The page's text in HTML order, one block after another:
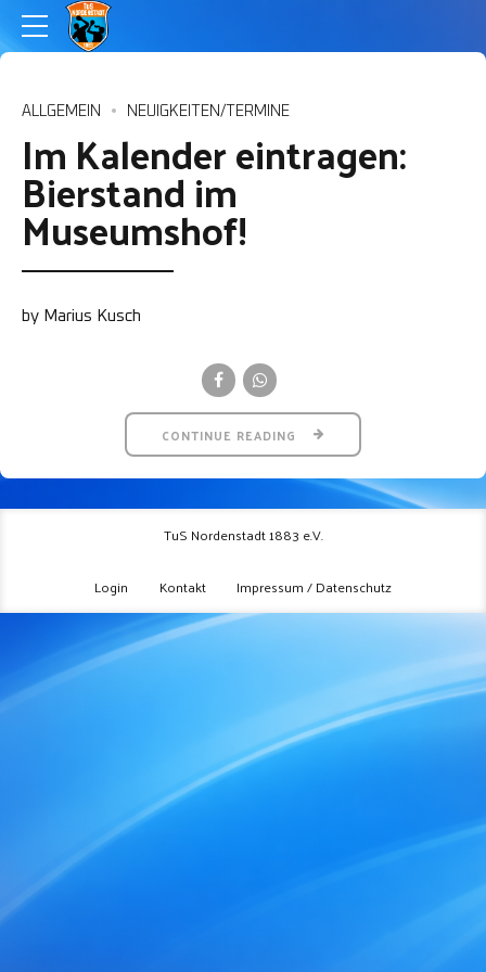
ALLGEMEIN NEUIGKEITEN/TERMINE
Im Kalender eintragen:
Bierstand im
Museumshof!
by Marius Kusch
CONTINUE READING
TuS Nordenstadt 1883 e.V.
Login Kontakt Impressum / Datenschutz